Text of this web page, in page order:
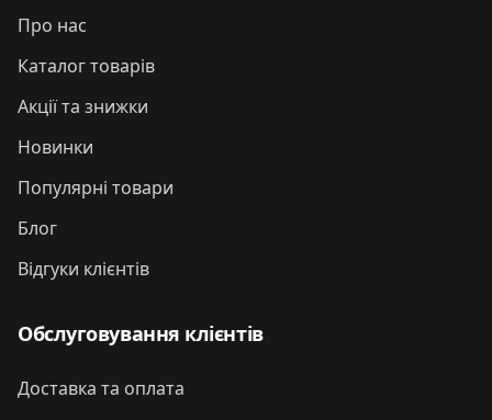
Про нас
Каталог товарів
Акції та знижки
Новинки
Популярні товари
Блог
Відгуки клієнтів
Обслуговування клієнтів
Доставка та оплата